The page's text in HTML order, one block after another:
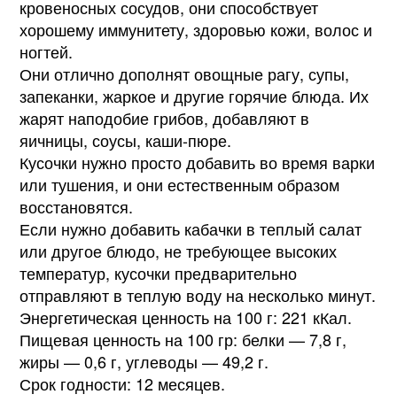
кровеносных сосудов, они способствует
хорошему иммунитету, здоровью кожи, волос и
ногтей.
Они отлично дополнят овощные рагу, супы,
запеканки, жаркое и другие горячие блюда. Их
жарят наподобие грибов, добавляют в
яичницы, соусы, каши-пюре.
Кусочки нужно просто добавить во время варки
или тушения, и они естественным образом
восстановятся.
Если нужно добавить кабачки в теплый салат
или другое блюдо, не требующее высоких
температур, кусочки предварительно
отправляют в теплую воду на несколько минут.
Энергетическая ценность на 100 г: 221 кКал.
Пищевая ценность на 100 гр: белки — 7,8 г,
жиры — 0,6 г, углеводы — 49,2 г.
Срок годности: 12 месяцев.